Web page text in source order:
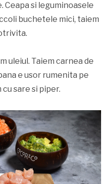
Ceapa si leguminoasele
buchetele mici, taiem
uleiul. Taiem carnea de
e usor rumenita pe
sare si piper.